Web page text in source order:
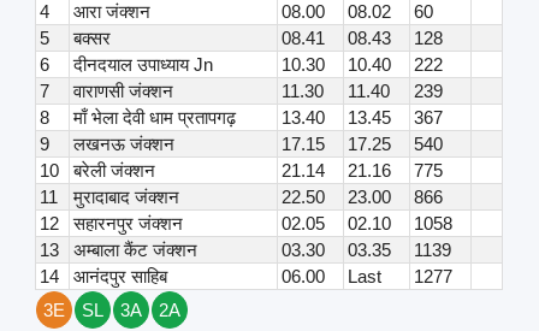
4
आरा जंक्शन 08.00 08.02
60
5
बक्सर 08.41 08.43
128
6
दीनदयाल उपाध्याय Jn 10.30 10.40
222
7
वाराणसी जंक्शन 11.30 11.40
239
8
माँ भेला देवी धाम प्रतापगढ़ 13.40 13.45
367
9
लखनऊ जंक्शन 17.15 17.25
540
10
बरेली जंक्शन 21.14 21.16
775
11
मुरादाबाद जंक्शन 22.50 23.00
866
12
सहारनपुर जंक्शन 02.05 02.10
1058
13
अम्बाला कैंट जंक्शन 03.30 03.35
1139
14
आनंदपुर साहिब 06.00 Last
1277
3E
SL 3A
2A